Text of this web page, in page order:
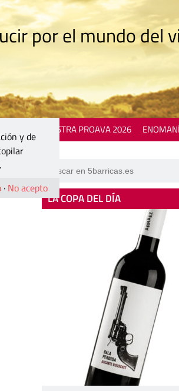
por el mundo del
MOSTRA PROAVA 2026
LA COPA DEL DÍA
y de
· No acepto